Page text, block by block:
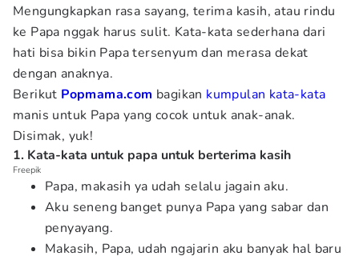
Mengungkapkan rasa sayang, terima kasih, atau rindu
ke Papa nggak harus sulit. Kata-kata sederhana dari
hati bisa bikin Papa tersenyum dan merasa dekat
dengan anaknya.
Berikut Popmama.com bagikan kumpulan kata-kata
manis untuk Papa yang cocok untuk anak-anak.
Disimak, yuk!
1. Kata-kata untuk papa untuk berterima kasih
Freepik
Papa, makasih ya udah selalu jagain aku.
Aku seneng banget punya Papa yang sabar dan
penyayang.
Makasih, Papa, udah ngajarin aku banyak hal baru